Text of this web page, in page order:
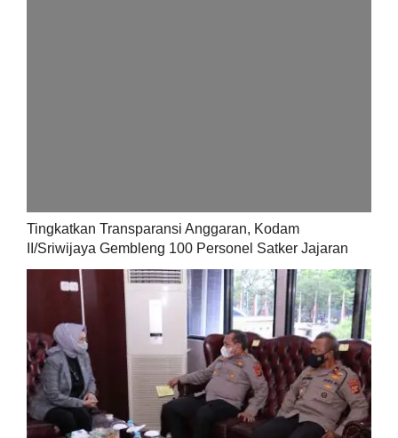
Tingkatkan Transparansi Anggaran, Kodam
II/Sriwijaya Gembleng 100 Personel Satker Jajaran